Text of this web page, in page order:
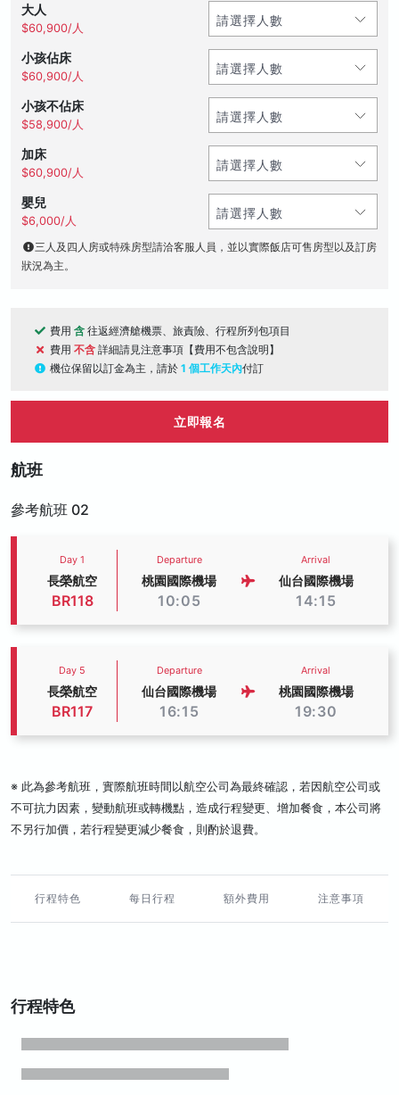
大人
$60,900/人
小孩佔床
$60,900/人
小孩不佔床
$58,900/人
加床
$60,900/人
嬰兒
$6,000/人
三人及四人房或特殊房型請洽客服人員，並以實際飯店可售房型以及訂房
狀況為主。
費用 含 往返經濟艙機票、旅責險、行程所列包項目
費用 不含 詳細請見注意事項【費用不包含說明】
機位保留以訂金為主，請於 1 個工作天內付訂
立即報名
航班
參考航班 02
Day 1
長榮航空
BR118
Departure
桃園國際機場
10:05
Arrival
仙台國際機場
14:15
Day 5
長榮航空
BR117
Departure
仙台國際機場
16:15
Arrival
桃園國際機場
19:30
※ 此為參考航班，實際航班時間以航空公司為最終確認，若因航空公司或
不可抗力因素，變動航班或轉機點，造成行程變更、增加餐食，本公司將
不另行加價，若行程變更減少餐食，則酌於退費。
行程特色 每日行程 額外費用 注意事項
行程特色